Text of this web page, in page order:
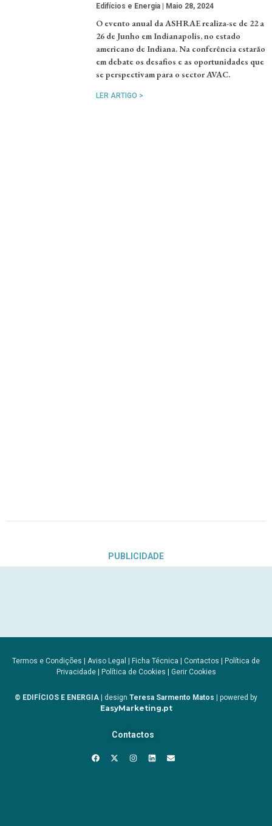
Edifícios e Energia Maio 28, 2024
O evento anual da ASHRAE realiza-se de 22 a
26 de Junho em Indianapolis, no estado
americano de Indiana. Na conferência estarão
em debate os desafios e as oportunidades que
se perspectivam para o sector AVAC.
LER ARTIGO >
PUBLICIDADE
Termos e Condições | Aviso Legal | Ficha Técnica | Contactos | Política de
Privacidade| Política de Cookies | Gerir Cookies
© EDIFÍCIOS E ENERGIA | design Teresa Sarmento Matos | powered by
EasyMarketing.pt
Contactos